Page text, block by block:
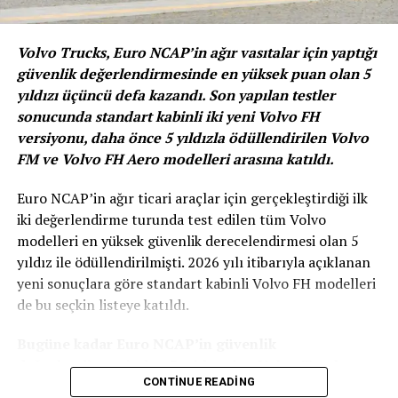
haftanın 7 günü 24 saat hasar ve yardım ihbarlarını
alarak hizmet vereceğini de söyleyen Tezer “Pandemi
süreci birçok iş modelinde zorunlu değişikliklerin
yaşanmasına neden oldu. Otomotiv ve sigortacılık
sektörleri ise bu sürecin kazanan tarafları oldular.
Otomotiv sektöründe yaşanan talep patlaması,
sigortacılık sektöründe hasar oranlarının düşmesi ve
yeni poliçe modellerinin eklenmesi ile karlılık tırmanışa
geçti. Bu gibi durumlar yeni yatırımların yapılmasına da
olanak sağlıyor. İşte tam da bu zamanda, biz de hız ve
müşteri konforu temalarımız ile iş ortaklarımıza en üst
düzeyde yeni çözümler sunacağız” diye konuştu.
Volvo Trucks, Euro NCAP’in ağır vasıtalar için yaptığı
güvenlik değerlendirmesinde en yüksek puan olan 5
yıldızı üçüncü defa kazandı. Son yapılan testler
sonucunda standart kabinli iki yeni Volvo FH
versiyonu, daha önce 5 yıldızla ödüllendirilen Volvo
FM ve Volvo FH Aero modelleri arasına katıldı.
Euro NCAP’in ağır ticari araçlar için gerçekleştirdiği ilk
iki değerlendirme turunda test edilen tüm Volvo
modelleri en yüksek güvenlik derecelendirmesi olan 5
yıldız ile ödüllendirilmişti. 2026 yılı itibarıyla açıklanan
yeni sonuçlara göre standart kabinli Volvo FH modelleri
de bu seçkin listeye katıldı.
değerlendirmesinden 5 yıldız alan Volvo Trucks
CONTINUE READING